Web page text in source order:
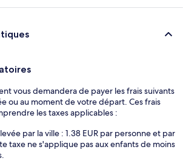
vous demandera de payer les frais suivants
ou au moment de votre départ. Ces frais
les taxes applicables :
par la ville : 1.38 EUR par personne et par
taxe ne s'applique pas aux enfants de moins